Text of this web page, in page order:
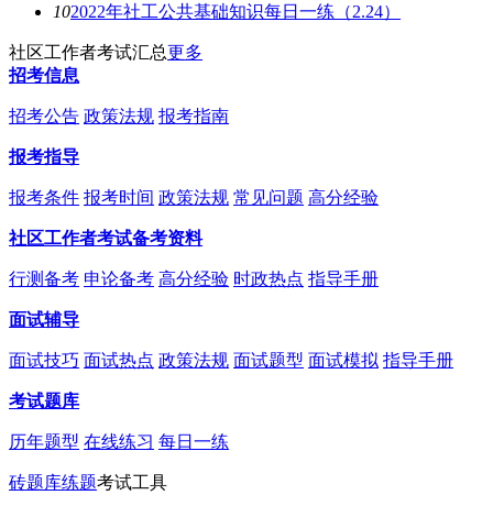
102022年社工公共基础知识每日一练（2.24）
社区工作者考试汇总更多
招考信息
招考公告 政策法规 报考指南
报考指导
报考条件 报考时间 政策法规 常见问题 高分经验
社区工作者考试备考资料
行测备考 申论备考 高分经验 时政热点 指导手册
面试辅导
面试技巧 面试热点 政策法规 面试题型 面试模拟 指导手册
考试题库
历年题型 在线练习 每日一练
砖题库练题考试工具